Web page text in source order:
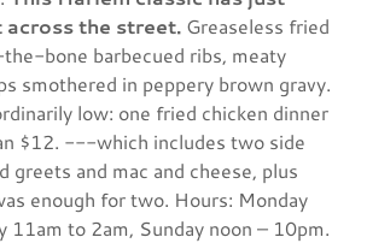
the street. Greaseless fried
bone barbecued ribs, meaty
smothered in peppery brown gravy.
low: one fried chicken dinner
$12. ---which includes two side
greets and mac and cheese, plus
enough for two. Hours: Monday
11am to 2am, Sunday noon – 10pm.